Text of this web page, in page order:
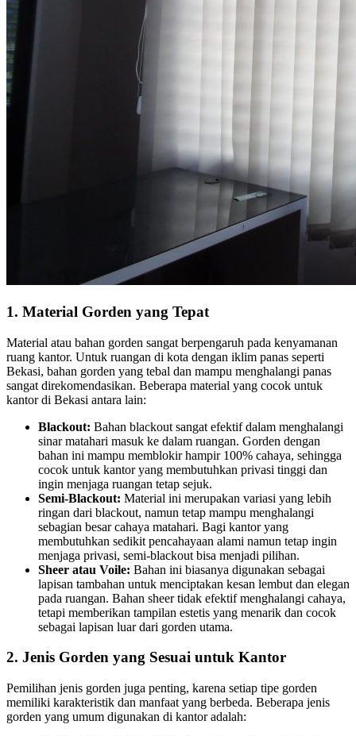
1. Material Gorden yang Tepat
Material atau bahan gorden sangat berpengaruh pada kenyamanan
ruang kantor. Untuk ruangan di kota dengan iklim panas seperti
Bekasi, bahan gorden yang tebal dan mampu menghalangi panas
sangat direkomendasikan. Beberapa material yang cocok untuk
kantor di Bekasi antara lain:
Blackout: Bahan blackout sangat efektif dalam menghalangi
sinar matahari masuk ke dalam ruangan. Gorden dengan
bahan ini mampu memblokir hampir 100% cahaya, sehingga
cocok untuk kantor yang membutuhkan privasi tinggi dan
ingin menjaga ruangan tetap sejuk.
Semi-Blackout: Material ini merupakan variasi yang lebih
ringan dari blackout, namun tetap mampu menghalangi
sebagian besar cahaya matahari. Bagi kantor yang
membutuhkan sedikit pencahayaan alami namun tetap ingin
menjaga privasi, semi-blackout bisa menjadi pilihan.
Sheer atau Voile: Bahan ini biasanya digunakan sebagai
lapisan tambahan untuk menciptakan kesan lembut dan elegan
pada ruangan. Bahan sheer tidak efektif menghalangi cahaya,
tetapi memberikan tampilan estetis yang menarik dan cocok
sebagai lapisan luar dari gorden utama.
2. Jenis Gorden yang Sesuai untuk Kantor
Pemilihan jenis gorden juga penting, karena setiap tipe gorden
memiliki karakteristik dan manfaat yang berbeda. Beberapa jenis
gorden yang umum digunakan di kantor adalah: